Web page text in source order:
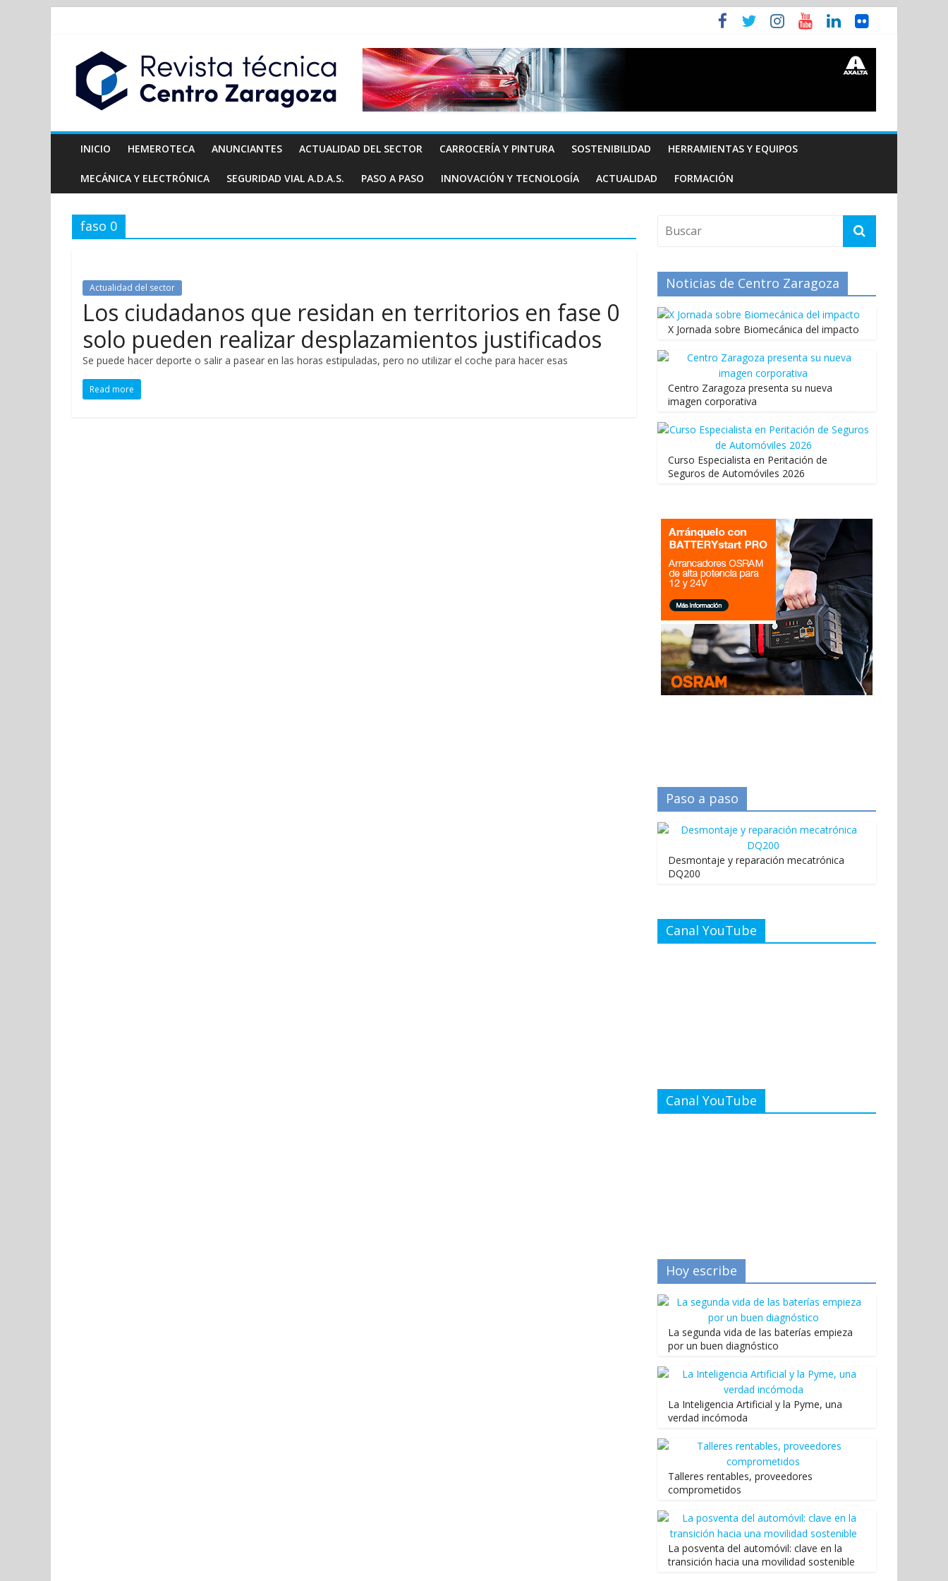
INICIO HEMEROTECA ANUNCIANTES ACTUALIDAD DEL SECTOR CARROCERÍA Y PINTURA SOSTENIBILIDAD HERRAMIENTAS Y EQUIPOS
MECÁNICA Y ELECTRÓNICA SEGURIDAD VIAL A.D.A.S. PASO A PASO INNOVACIÓN Y TECNOLOGÍA ACTUALIDAD FORMACIÓN
faso 0
Actualidad del sector
Los ciudadanos que residan en territorios en fase 0
solo pueden realizar desplazamientos justificados
Se puede hacer deporte o salir a pasear en las horas estipuladas, pero no utilizar el coche para hacer esas
Read more
Noticias de Centro Zaragoza
X Jornada sobre Biomecánica del impacto
Centro Zaragoza presenta su nueva
imagen corporativa
Curso Especialista en Peritación de
Seguros de Automóviles 2026
Paso a paso
Desmontaje y reparación mecatrónica
DQ200
Canal YouTube
Canal YouTube
Hoy escribe
La segunda vida de las baterías empieza
por un buen diagnóstico
La Inteligencia Artificial y la Pyme, una
verdad incómoda
Talleres rentables, proveedores
comprometidos
La posventa del automóvil: clave en la
transición hacia una movilidad sostenible